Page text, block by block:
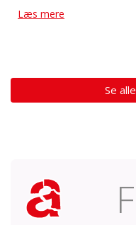
Læs mere
Se